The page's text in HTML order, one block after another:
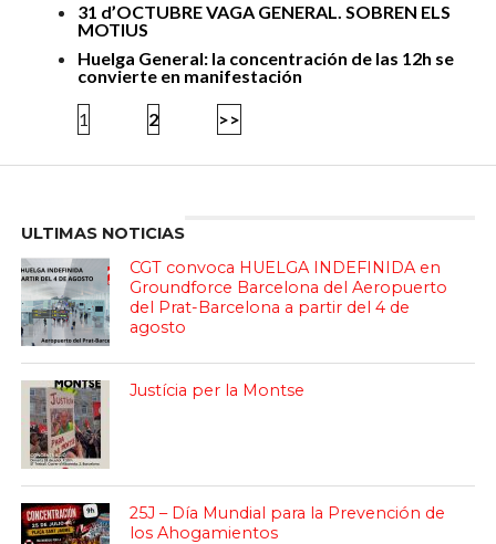
31 d’OCTUBRE VAGA GENERAL. SOBREN ELS
MOTIUS
Huelga General: la concentración de las 12h se
convierte en manifestación
1 2 >>
ULTIMAS NOTICIAS
CGT convoca HUELGA INDEFINIDA en
Groundforce Barcelona del Aeropuerto
del Prat-Barcelona a partir del 4 de
agosto
Justícia per la Montse
25J – Día Mundial para la Prevención de
los Ahogamientos